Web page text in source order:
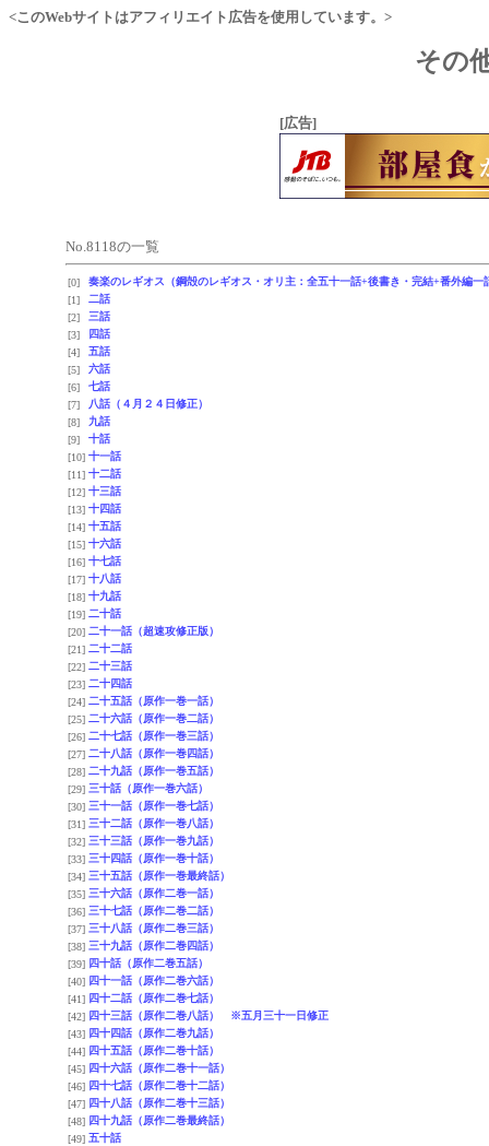
<このWebサイトはアフィリエイト広告を使用しています。>
その
[広告]
No.8118の一覧
[0]
奏楽のレギオス（鋼殻のレギオス・オリ主：全五十一話+後書き・完結+番外編一
[1]
二話
[2]
三話
[3]
四話
[4]
五話
[5]
六話
[6]
七話
[7]
八話（４月２４日修正）
[8]
九話
[9]
十話
[10] 十一話
[11] 十二話
[12] 十三話
[13] 十四話
[14] 十五話
[15] 十六話
[16] 十七話
[17] 十八話
[18] 十九話
[19] 二十話
[20] 二十一話（超速攻修正版）
[21] 二十二話
[22] 二十三話
[23] 二十四話
[24] 二十五話（原作一巻一話）
[25] 二十六話（原作一巻二話）
[26] 二十七話（原作一巻三話）
[27] 二十八話（原作一巻四話）
[28] 二十九話（原作一巻五話）
[29] 三十話（原作一巻六話）
[30] 三十一話（原作一巻七話）
[31] 三十二話（原作一巻八話）
[32] 三十三話（原作一巻九話）
[33] 三十四話（原作一巻十話）
[34] 三十五話（原作一巻最終話）
[35] 三十六話（原作二巻一話）
[36] 三十七話（原作二巻二話）
[37] 三十八話（原作二巻三話）
[38] 三十九話（原作二巻四話）
[39] 四十話（原作二巻五話）
[40] 四十一話（原作二巻六話）
[41] 四十二話（原作二巻七話）
[42] 四十三話（原作二巻八話） ※五月三十一日修正
[43] 四十四話（原作二巻九話）
[44] 四十五話（原作二巻十話）
[45] 四十六話（原作二巻十一話）
[46] 四十七話（原作二巻十二話）
[47] 四十八話（原作二巻十三話）
[48] 四十九話（原作二巻最終話）
[49] 五十話